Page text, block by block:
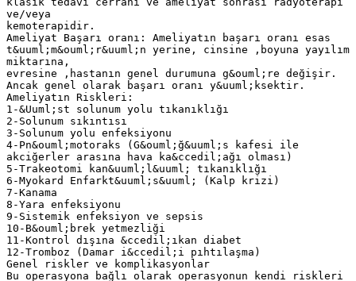
ve/veya
kemoterapidir.
Ameliyat Başarı oranı: Ameliyatın başarı oranı esas
t&uuml;m&ouml;r&uuml;n yerine, cinsine ,boyuna yayılım
miktarına,
evresine ,hastanın genel durumuna g&ouml;re değişir.
Ancak genel olarak başarı oranı y&uuml;ksektir.
Ameliyatın Riskleri:
1-&Uuml;st solunum yolu tıkanıklığı
2-Solunum sıkıntısı
3-Solunum yolu enfeksiyonu
4-Pn&ouml;motoraks (G&ouml;ğ&uuml;s kafesi ile
akciğerler arasına hava ka&ccedil;ağı olması)
5-Trakeotomi kan&uuml;l&uuml; tıkanıklığı
6-Myokard Enfarkt&uuml;s&uuml; (Kalp krizi)
7-Kanama
8-Yara enfeksiyonu
9-Sistemik enfeksiyon ve sepsis
10-B&ouml;brek yetmezliği
11-Kontrol dışına &ccedil;ıkan diabet
12-Tromboz (Damar i&ccedil;i pıhtılaşma)
Genel riskler ve komplikasyonlar
Bu operasyona bağlı olarak operasyonun kendi riskleri